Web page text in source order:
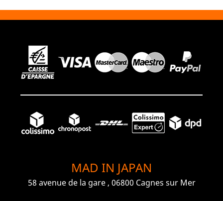
MAD IN JAPAN
58 avenue de la gare , 06800 Cagnes sur Mer